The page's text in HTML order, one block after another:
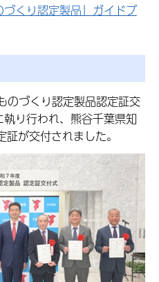
くり認定製品」ガイドブ
づくり認定製品認定証交
り行われ、熊谷千葉県知
が交付されました。